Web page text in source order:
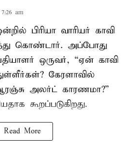
am
பிரியா வாரியர் காவி
கொண்டார். அப்போது
ஒருவர், “ஏன் காவி
கேரளாவில்
அலர்ட் காரணமா?”
கூறப்படுகிறது.
Read More